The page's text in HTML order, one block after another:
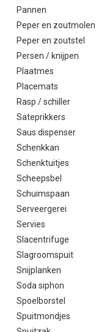
Pannen
Peper en zoutmolen
Peper en zoutstel
Persen / knijpen
Plaatmes
Placemats
Rasp / schiller
Sateprikkers
Saus dispenser
Schenkkan
Schenktuitjes
Scheepsbel
Schuimspaan
Serveergerei
Servies
Slacentrifuge
Slagroomspuit
Snijplanken
Soda siphon
Spoelborstel
Spuitmondjes